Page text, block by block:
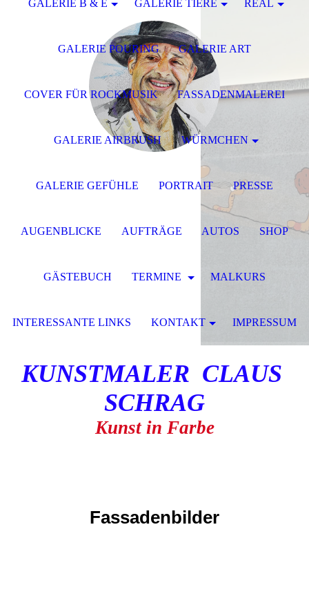
KUNSTMALER CLAUS
SCHRAG
Kunst in Farbe
Fassadenbilder
GALERIE B & E GALERIE TIERE REAL
GALERIE POURING GALERIE ART
COVER FÜR ROCKMUSIK FASSADENMALEREI
GALERIE AIRBRUSH WÜRMCHEN
GALERIE GEFÜHLE PORTRAIT PRESSE
AUGENBLICKE AUFTRÄGE AUTOS SHOP
GÄSTEBUCH TERMINE MALKURS
INTERESSANTE LINKS KONTAKT IMPRESSUM